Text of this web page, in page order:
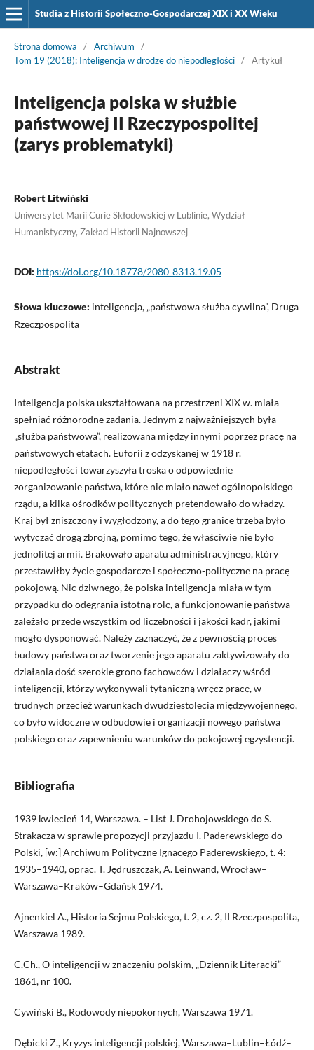
Studia z Historii Społeczno-Gospodarczej XIX i XX Wieku
Strona domowa / Archiwum
/
Tom 19 (2018): Inteligencja w drodze do niepodległości / Artykuł
Inteligencja polska w służbie
państwowej II Rzeczypospolitej
(zarys problematyki)
Robert Litwiński
Uniwersytet Marii Curie Skłodowskiej w Lublinie, Wydział
Humanistyczny, Zakład Historii Najnowszej
DOI: https://doi.org/10.18778/2080-8313.19.05
Słowa kluczowe: inteligencja, „państwowa służba cywilna”, Druga
Rzeczpospolita
Abstrakt
Inteligencja polska ukształtowana na przestrzeni XIX w. miała
spełniać różnorodne zadania. Jednym z najważniejszych była
„służba państwowa”, realizowana między innymi poprzez pracę na
państwowych etatach. Euforii z odzyskanej w 1918 r.
niepodległości towarzyszyła troska o odpowiednie
zorganizowanie państwa, które nie miało nawet ogólnopolskiego
rządu, a kilka ośrodków politycznych pretendowało do władzy.
Kraj był zniszczony i wygłodzony, a do tego granice trzeba było
wytyczać drogą zbrojną, pomimo tego, że właściwie nie było
jednolitej armii. Brakowało aparatu administracyjnego, który
przestawiłby życie gospodarcze i społeczno-polityczne na pracę
pokojową. Nic dziwnego, że polska inteligencja miała w tym
przypadku do odegrania istotną rolę, a funkcjonowanie państwa
zależało przede wszystkim od liczebności i jakości kadr, jakimi
mogło dysponować. Należy zaznaczyć, że z pewnością proces
budowy państwa oraz tworzenie jego aparatu zaktywizowały do
działania dość szerokie grono fachowców i działaczy wśród
inteligencji, którzy wykonywali tytaniczną wręcz pracę, w
trudnych przecież warunkach dwudziestolecia międzywojennego,
co było widoczne w odbudowie i organizacji nowego państwa
polskiego oraz zapewnieniu warunków do pokojowej egzystencji.
Bibliografia
1939 kwiecień 14, Warszawa. – List J. Drohojowskiego do S.
Strakacza w sprawie propozycji przyjazdu I. Paderewskiego do
Polski, [w:] Archiwum Polityczne Ignacego Paderewskiego, t. 4:
1935–1940, oprac. T. Jędruszczak, A. Leinwand, Wrocław–
Warszawa–Kraków–Gdańsk 1974.
Ajnenkiel A., Historia Sejmu Polskiego, t. 2, cz. 2, II Rzeczpospolita,
Warszawa 1989.
C.Ch., O inteligencji w znaczeniu polskim, „Dziennik Literacki”
1861, nr 100.
Cywiński B., Rodowody niepokornych, Warszawa 1971.
Dębicki Z., Kryzys inteligencji polskiej, Warszawa–Lublin–Łódź–